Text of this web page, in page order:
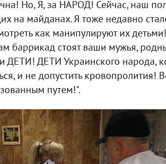
Но, Я, за НАРОД! Сейчас, наш
на майданах. Я тоже недавно
как манипулируют их
баррикад стоят ваши мужья,
ДЕТИ! ДЕТИ Украинского народа,
и не допустить кровопролития!
путем!".